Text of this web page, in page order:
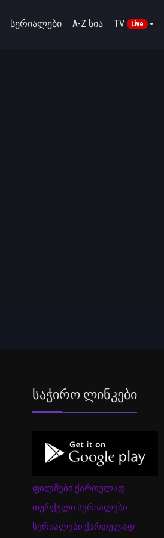
სერიალები A-Z სია TV Live
Საჭირო Ლინკები
ფილმები ქართულად
თურქული სერიალები
სერიალები ქართულად